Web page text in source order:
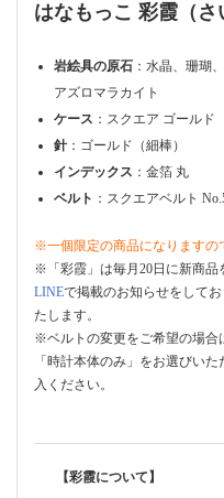
はなもっこ 彩霞（さ
岩絵具の原石 ：水晶、珊瑚
アズロマラカイト
ケース ：スクエア ゴールド
針：ゴールド（細棒）
インデックス ：金箔 丸
ベルト ：スクエアベルト
※一個限定の商品になりますの
※「彩霞」は毎月20日に新商品
LINEで掲載のお知らせをして
たします。
※ベルトの変更をご希望の場合
「時計本体のみ」をお選びい
入ください。
【彩霞について】